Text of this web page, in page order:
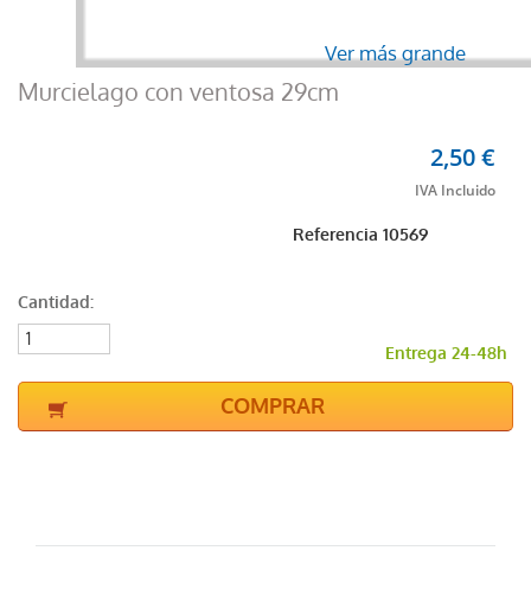
Ver más grande
Murcielago con ventosa 29cm
Referencia10569
2,50 €
Cantidad:
Entrega 24-48h
COMPRAR